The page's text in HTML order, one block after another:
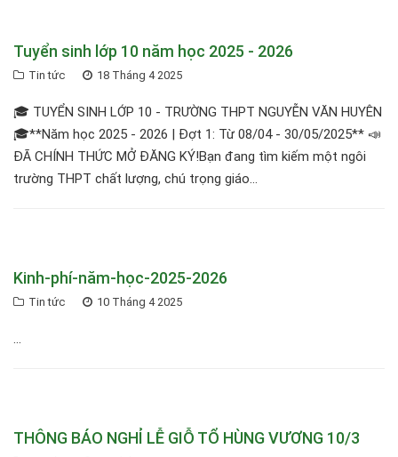
Tuyển sinh lớp 10 năm học 2025 - 2026
Tin tức 18 Tháng 4 2025
🎓 TUYỂN SINH LỚP 10 - TRƯỜNG THPT NGUYỄN VĂN HUYÊN
🎓**Năm học 2025 - 2026 | Đợt 1: Từ 08/04 - 30/05/2025** 📣
ĐÃ CHÍNH THỨC MỞ ĐĂNG KÝ!Bạn đang tìm kiếm một ngôi
trường THPT chất lượng, chú trọng giáo...
Kinh-phí-năm-học-2025-2026
Tin tức 10 Tháng 4 2025
THÔNG BÁO NGHỈ LỄ GIỖ TỔ HÙNG VƯƠNG 10/3